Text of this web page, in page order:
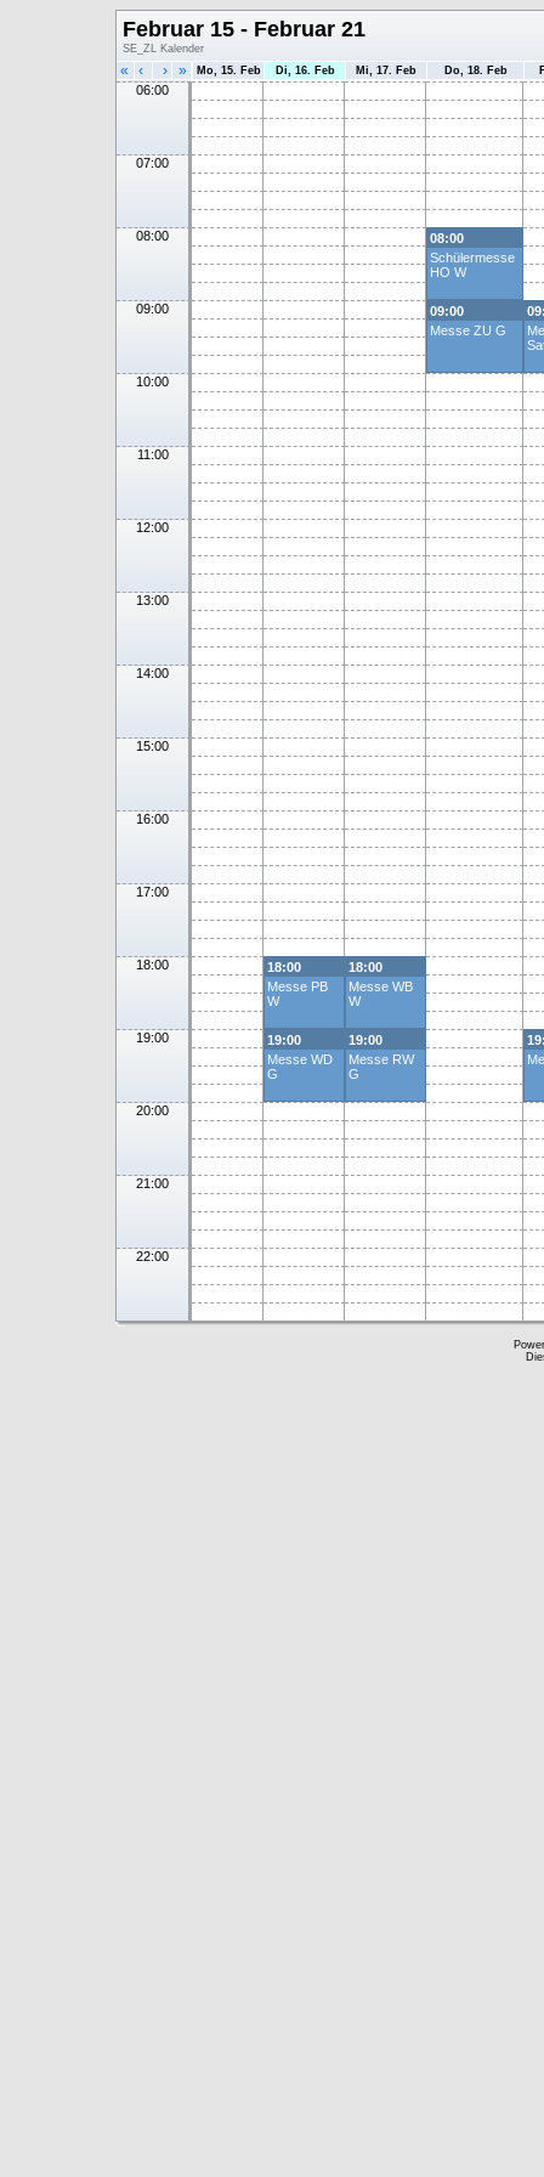
Februar 15 - Februar 21
SE_ZL Kalender
« ‹ › » Mo, 15. Feb Di, 16. Feb Mi, 17. Feb Do, 18. Feb
06:00
07:00
08:00
08:00
Schülermesse
HO W
09:00
09:00
Messe ZU G
10:00
11:00
12:00
13:00
14:00
15:00
16:00
17:00
18:00
18:00
Messe PB
W
18:00
Messe WB
W
19:00
19:00
Messe WD
G
19:00
Messe RW
G
20:00
21:00
22:00